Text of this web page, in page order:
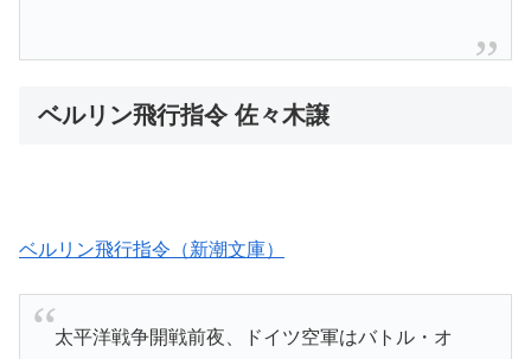
ベルリン飛行指令 佐々木譲
ベルリン飛行指令（新潮文庫）
太平洋戦争開戦前夜、ドイツ空軍はバトル・オ